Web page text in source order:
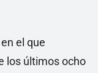
el que
los últimos ocho